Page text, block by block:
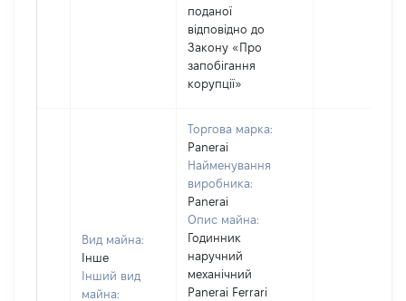
поданої
відповідно до
Закону «Про
запобігання
корупції»
Вид майна:
Інше
Інший вид
майна:
Торгова марка:
Panerai
Найменування
виробника:
Panerai
Опис майна:
Годинник
наручний
механічний
Panerai Ferrari